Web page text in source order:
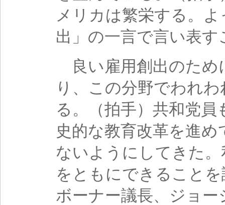
メリカは繁栄する。
出」の一言で言い表
良い雇用創出のため
り、この分野でわれ
る。（拍手）共和党
史的な教育改革を進
ないようにしてきた
をともにできること
ボーナー議長、ジョ